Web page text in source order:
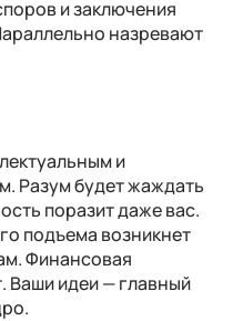
и заключения
назревают
и
Разум будет жаждать
поразит даже вас.
подъема возникнет
Финансовая
Ваши идеи — главный